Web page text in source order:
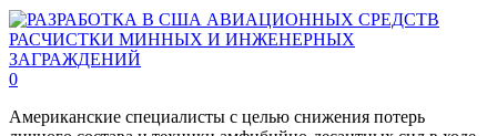
0
Американские специалисты с целью снижения потерь